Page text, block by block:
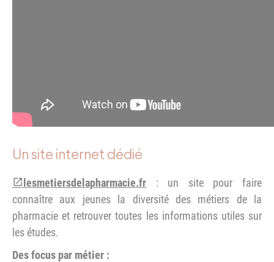
Un site internet dédié
lesmetiersdelapharmacie.fr : un site pour faire
connaître aux jeunes la diversité des métiers de la
pharmacie et retrouver toutes les informations utiles sur
les études.
Des focus par métier :